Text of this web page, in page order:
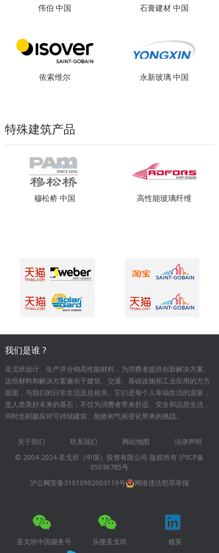
伟伯 中国 石膏建材 中国
依索维尔 永新玻璃 中国
特殊建筑产品
穆松桥 中国 高性能玻璃纤维
我们是谁 ?
圣戈班设计、生产并分销高性能材料，为消费者提供创新解决方案。
这些材料和解决方案遍布于建筑、交通、基础设施和工业应用的方方
面面，与我们的日常生活息息相关。它们是每个人幸福生活的源泉，
是人类美好未来的基石；不仅为消费者带来舒适、安全和品质生活，
同时也积极应对可持续建筑、能效和气候变化带来的挑战。
Footer
menu
关于我们 联系我们 网站地图
法律声明
© 2004-2024 圣戈班（中国）投资有限公司 版权所有 沪ICP备
05036785号
沪公网安备31010902003119号
网络违法犯罪举报
圣戈班中国服务号 乐搜圣戈班 领英